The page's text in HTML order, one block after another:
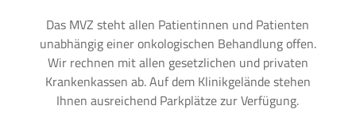
Das MVZ steht allen Patientinnen und Patienten
unabhängig einer onkologischen Behandlung offen.
Wir rechnen mit allen gesetzlichen und privaten
Krankenkassen ab. Auf dem Klinikgelände stehen
Ihnen ausreichend Parkplätze zur Verfügung.